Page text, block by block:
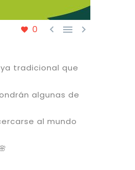
0   
tradicional que
algunas de
al mundo